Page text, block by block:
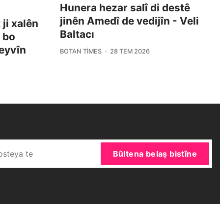
ji xalên
bo
Hunera hezar salî di destê
jinên Amedî de vedijîn - Veli
Baltacı
BOTAN TIMES 28 TEM 2026
Bûltena belaş bistîne